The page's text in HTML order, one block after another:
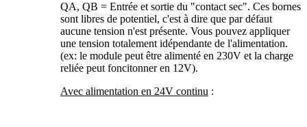
QA, QB = Entrée et sortie du "contact sec". Ces bornes
sont libres de potentiel, c'est à dire que par défaut
aucune tension n'est présente. Vous pouvez appliquer
une tension totalement idépendante de l'alimentation.
(ex: le module peut être alimenté en 230V et la charge
reliée peut foncitonner en 12V).
Avec alimentation en 24V continu :